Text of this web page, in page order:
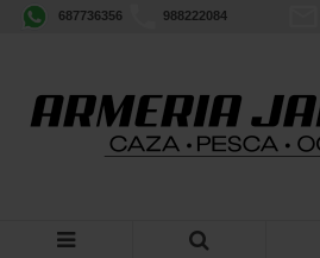
687736356 988222084